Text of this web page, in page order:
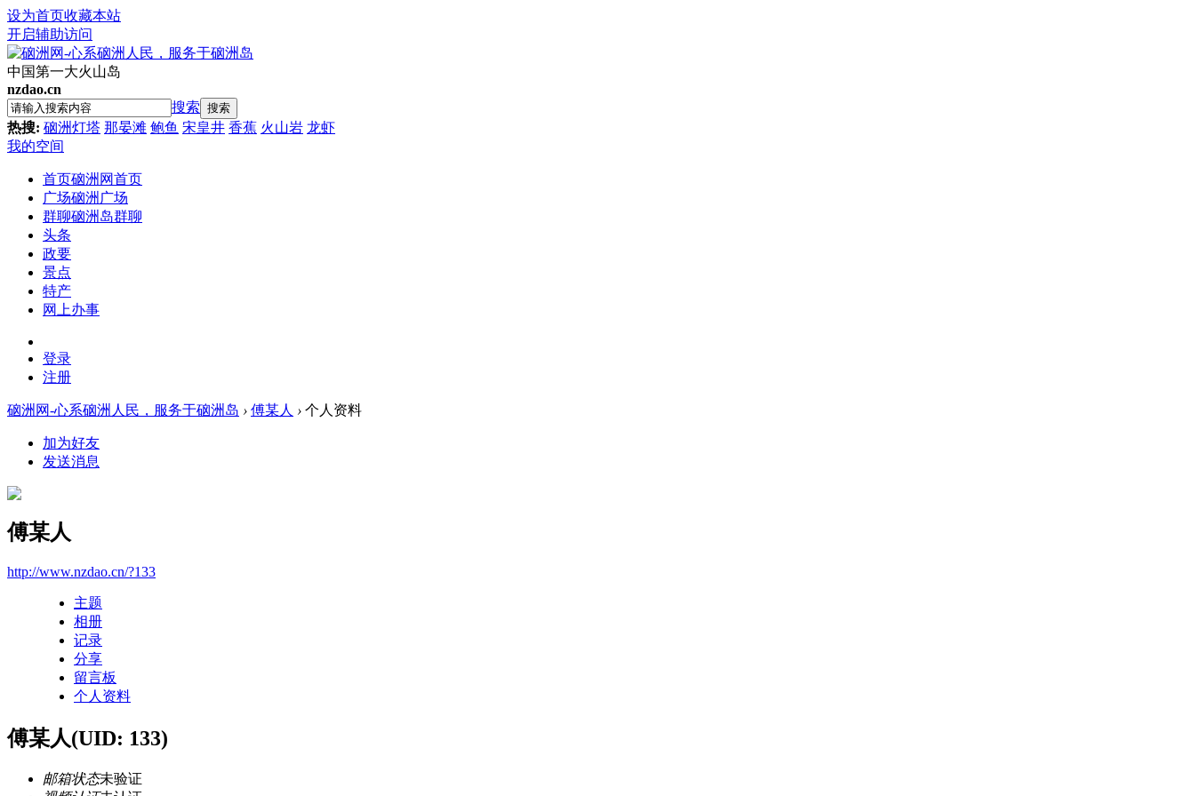
设为首页收藏本站
开启辅助访问
中国第一大火山岛
nzdao.cn
搜索 搜索
热搜: 硇洲灯塔 那晏滩 鲍鱼 宋皇井 香蕉 火山岩 龙虾
我的空间
首页硇洲网首页
广场硇洲广场
群聊硇洲岛群聊
头条
政要
景点
特产
网上办事
登录
注册
硇洲网-心系硇洲人民，服务于硇洲岛 › 傅某人 › 个人资料
加为好友
发送消息
傅某人
http://www.nzdao.cn/?133
主题
相册
记录
分享
留言板
个人资料
傅某人(UID: 133)
邮箱状态未验证